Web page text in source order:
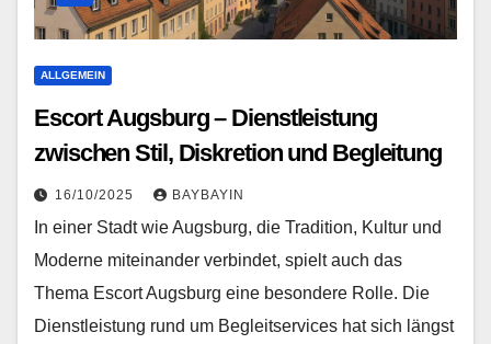
ALLGEMEIN
Escort Augsburg – Dienstleistung
zwischen Stil, Diskretion und Begleitung
16/10/2025 BAYBAYIN
In einer Stadt wie Augsburg, die Tradition, Kultur und
Moderne miteinander verbindet, spielt auch das
Thema Escort Augsburg eine besondere Rolle. Die
Dienstleistung rund um Begleitservices hat sich längst